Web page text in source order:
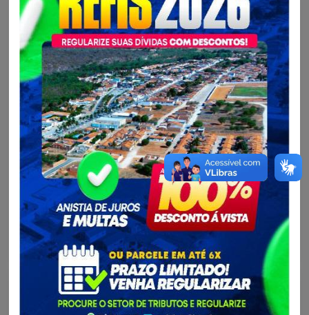
Administração e Fazenda...
Na próxima quinta-feira, 20 de fevereiro, a Secretaria
de Desenvolvimento...
Local: Escola Municipal Gualter Pereira Horário: 09h às 15h
Continue lendo